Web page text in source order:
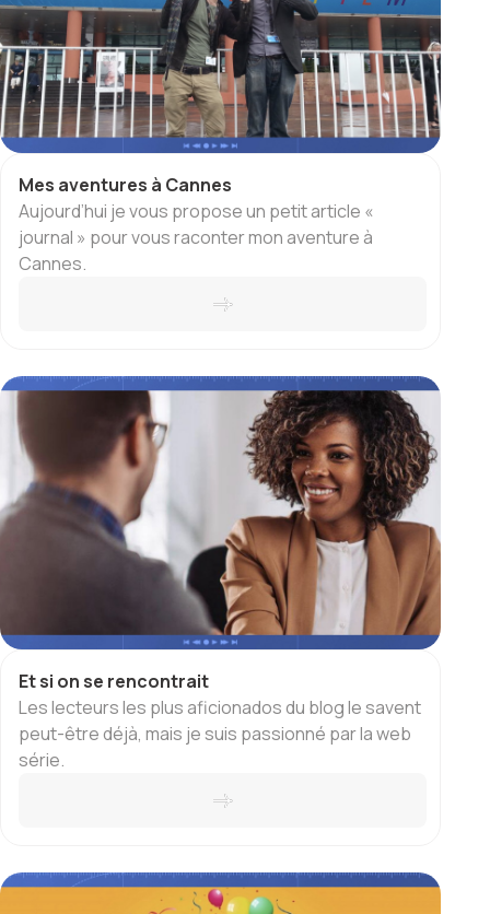
Mes aventures à Cannes
Aujourd’hui je vous propose un petit article «
journal » pour vous raconter mon aventure à
Cannes.
Et si on se rencontrait
Les lecteurs les plus aficionados du blog le savent
peut-être déjà, mais je suis passionné par la web
série.